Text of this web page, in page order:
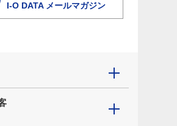
I-O DATA メールマガジン